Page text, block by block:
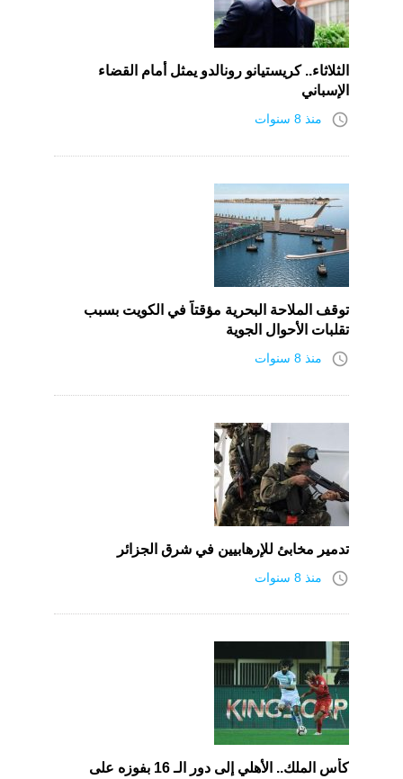
الثلاثاء.. كريستيانو رونالدو يمثل أمام القضاء
الإسباني
access_time منذ 8 سنوات
توقف الملاحة البحرية مؤقتاً في الكويت بسبب
تقلبات الأحوال الجوية
access_time منذ 8 سنوات
تدمير مخابئ للإرهابيين في شرق الجزائر
access_time منذ 8 سنوات
كأس الملك.. الأهلي إلى دور الـ 16 بفوزه على